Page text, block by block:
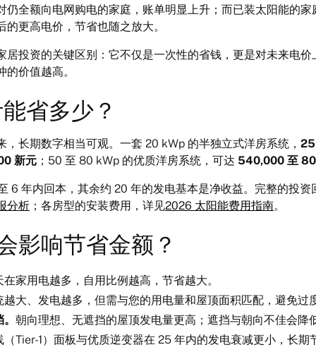
仍全额向电网购电的家庭，账单明显上升；而已装太阳能的家
更高电价，节省也随之放大。
居投资的关键区别：它不仅是一次性的省钱，更是对未来电价
价值越高。
省多少？
，长期数字相当可观。一套 20 kWp 的半独立式洋房系统， 25
新元 ；50 至 80 kWp 的优质洋房系统，可达 540,000 至
6 年内回本，其余约 20 年的发电基本是净收益。完整的投资
分析 ；各房型的安装费用，详见2026 太阳能费用指南。
影响节省金额？
在家用电越多，自用比例越高，节省越大。
越大、发电越多，但需与您的用电量和屋顶面积匹配，避免过
朝向理想、无遮挡的屋顶发电量更高；遮挡与朝向不佳会降
（Tier-1）面板与优质逆变器在 25 年内的发电衰减更小，长期